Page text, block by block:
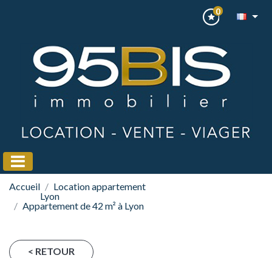
0
Accueil
Location appartement
Lyon
Appartement de 42 m² à Lyon
< RETOUR